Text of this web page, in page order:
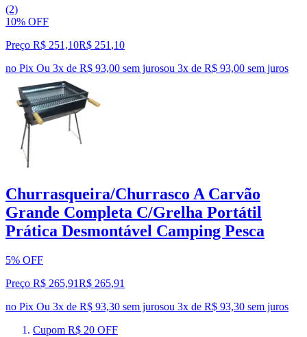
(2)
10% OFF
Preço R$ 251,10R$ 251 ,10
no Pix Ou 3x de R$ 93,00 sem jurosou 3x de R$ 93,00 sem juros
Churrasqueira/Churrasco A Carvão
Grande Completa C/Grelha Portátil
Prática Desmontável Camping Pesca
5% OFF
Preço R$ 265,91R$ 265,91
no Pix Ou 3x de R$ 93,30 sem jurosou 3x de R$ 93,30 sem juros
Cupom R$ 20 OFF